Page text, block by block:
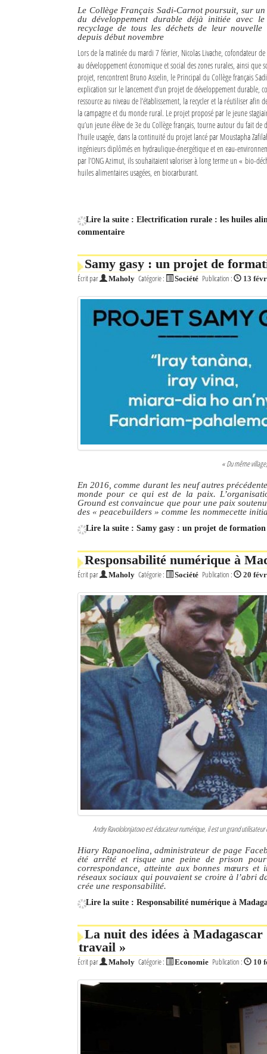
Le Collège Français Sadi-Carnot poursuit, sur
du développement durable déjà initiée avec
recyclage de tous les déchets de leur nouvelle
depuis début novembre
Lors de la matinée du mardi 7 février, Nicolas Livache, cofondateur
au développement économique et social des zones rurales, ainsi que
projet, rencontrent Bruno Asselin, le Principal du Collège français
explication sur le lancement d’un projet de développement durable,
ressource au niveau de l’établissement, la recycler et la réutiliser afin
la campagne et du monde rural. Le projet proposé par le jeune
qu’un jeune élève de 3e du Collège français, tourne autour du fait de
l’huile usagée, dans la continuité du projet lancé par Moustapha
ingénieurs diplômés en hydraulique-énergétique et en eau-
par l’ONG Azimut, ils souhaitaient valoriser à long terme un « bio-
huiles alimentaires usagées, en biocarburant.
Lire la suite : Electrification rurale : les huiles
commentaire
Samy gasy : un projet de
Écrit par Maholy Catégorie : Société Publication : 13
« Du même
En 2016, comme durant les neuf autres
monde pour ce qui est de la paix.
Ground est convaincue que pour une paix
des « peacebuilders » comme les nommecette
Lire la suite : Samy gasy : un projet de formation
Responsabilité numérique à
Écrit par Maholy Catégorie : Société Publication : 20
Andry Ravololonjatovo est éducateur numérique, il est un grand
Hiary Rapanoelina, administrateur de page
été arrêté et risque une peine de prison
correspondance, atteinte aux bonnes mœurs
réseaux sociaux qui pouvaient se croire à l’abri
crée une responsabilité.
Lire la suite : Responsabilité numérique à
La nuit des idées à
travail »
Écrit par Maholy Catégorie : Economie Publication : 10